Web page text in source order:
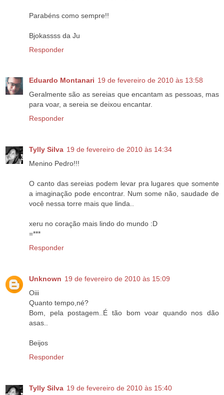
Parabéns como sempre!!
Bjokassss da Ju
Responder
Eduardo Montanari 19 de fevereiro de 2010 às 13:58
Geralmente são as sereias que encantam as pessoas, mas
para voar, a sereia se deixou encantar.
Responder
Tylly Silva 19 de fevereiro de 2010 às 14:34
Menino Pedro!!!
O canto das sereias podem levar pra lugares que somente
a imaginação pode encontrar. Num some não, saudade de
você nessa torre mais que linda..
xeru no coração mais lindo do mundo :D
=***
Responder
Unknown 19 de fevereiro de 2010 às 15:09
Oiii
Quanto tempo,né?
Bom, pela postagem..É tão bom voar quando nos dão
asas..
Beijos
Responder
Tylly Silva 19 de fevereiro de 2010 às 15:40